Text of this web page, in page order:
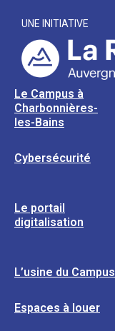
UNE INITIATIVE
Le Campus à
Charbonnières-
les-Bains
Cybersécurité
Le portail
digitalisation
L’usine du Campus
Espaces à louer